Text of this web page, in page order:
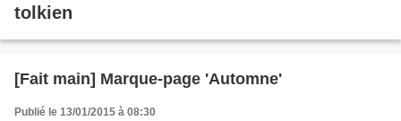
tolkien
[Fait main] Marque-page 'Automne'
Publié le 13/01/2015 à 08:30